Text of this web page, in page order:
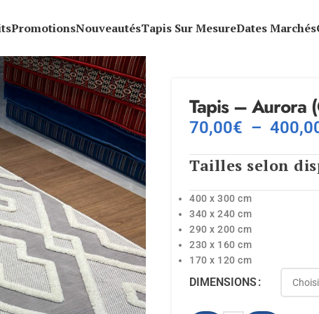
PromotionsNouveautésTapis Sur MesureDates Marchés
Tapis – Aurora
70,00€ –
Tailles selon
400 x 300 cm
340 x 240 cm
290 x 200 cm
230 x 160 cm
170 x 120 cm
DIMENSIONS